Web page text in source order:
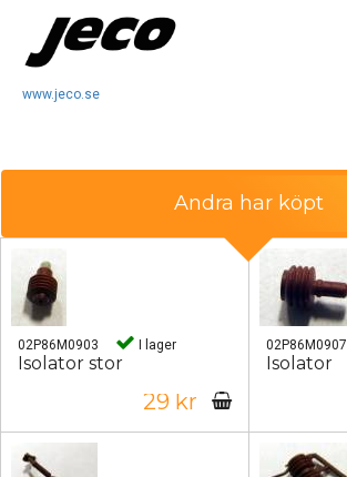
www.jeco.se
Andra har köpt
02P86M0903 I lager
Isolator stor
29 kr
02P86M0907
Isolator